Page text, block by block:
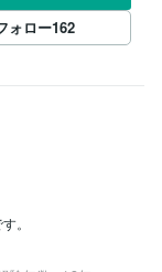
ォロー162
。